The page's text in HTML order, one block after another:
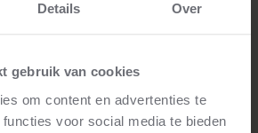
Details Over
gebruik van cookies
om content en advertenties te
voor social media te bieden
Middelburg